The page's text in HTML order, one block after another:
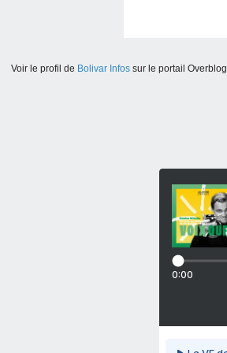
Voir le profil de Bolivar Infossur le portail Overblog
0:00